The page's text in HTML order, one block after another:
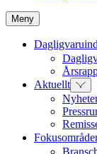
Meny
Aktuellt